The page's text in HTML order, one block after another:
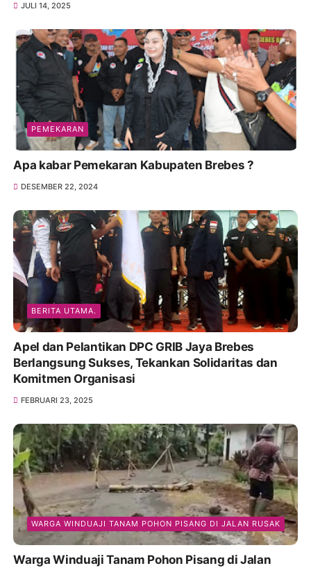
JULI 14, 2025
PEMEKARAN
Apa kabar Pemekaran Kabupaten Brebes ?
DESEMBER 22, 2024
BERITA UTAMA.
Apel dan Pelantikan DPC GRIB Jaya Brebes
Berlangsung Sukses, Tekankan Solidaritas dan
Komitmen Organisasi
FEBRUARI 23, 2025
WARGA WINDUAJI TANAM POHON PISANG DI JALAN RUSAK
Warga Winduaji Tanam Pohon Pisang di Jalan